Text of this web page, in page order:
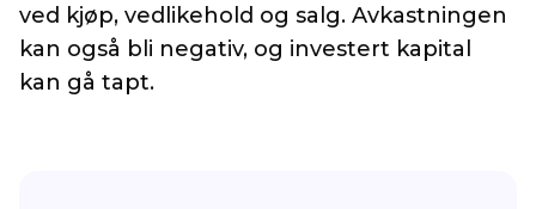
ved kjøp, vedlikehold og salg. Avkastningen
kan også bli negativ, og investert kapital
kan gå tapt.